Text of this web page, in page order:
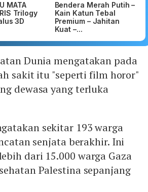
MATA
Trilogy
3D
Bendera Merah Putih –
Kain Katun Tebal
Premium – Jahitan
Kuat –...
Dunia mengatakan pada
sakit itu "seperti film horor"
dewasa yang terluka
sekitar 193 warga
senjata berakhir. Ini
dari 15.000 warga Gaza
Palestina sepanjang